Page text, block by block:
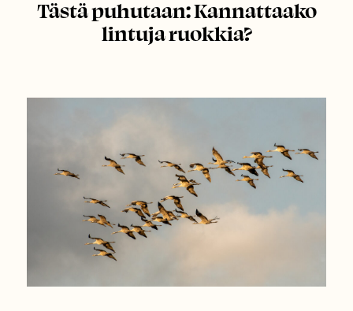
Tästä puhutaan: Kannattaako
lintuja ruokkia?